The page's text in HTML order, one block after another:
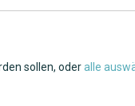
sollen, oderalle